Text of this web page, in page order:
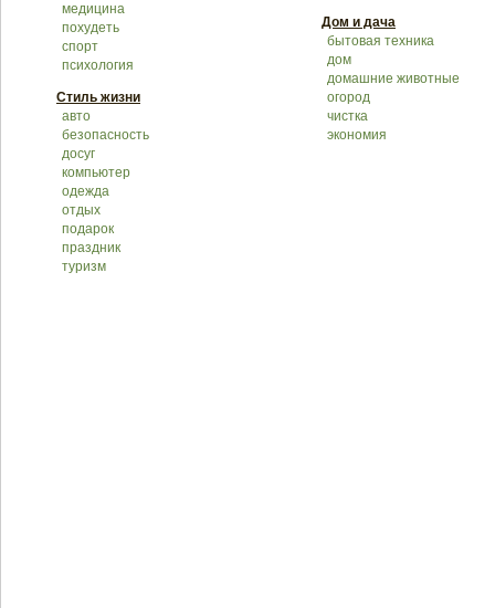
медицина
похудеть
спорт
психология
Стиль жизни
авто
безопасность
досуг
компьютер
одежда
отдых
подарок
праздник
туризм
Дом и дача
бытовая техника
дом
домашние животные
огород
чистка
экономия